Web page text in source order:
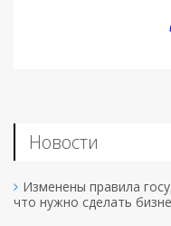
Новости
Изменены правила
что нужно сделать